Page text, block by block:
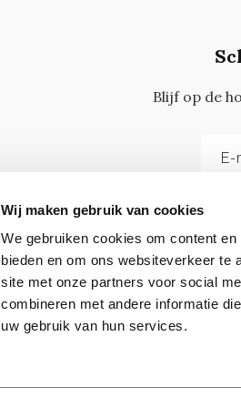
Wij maken gebruik van cookies
We gebruiken cookies om content
bieden en om ons websiteverkeer te
site met onze partners voor social
combineren met andere informatie
uw gebruik van hun services.
Blijf op de